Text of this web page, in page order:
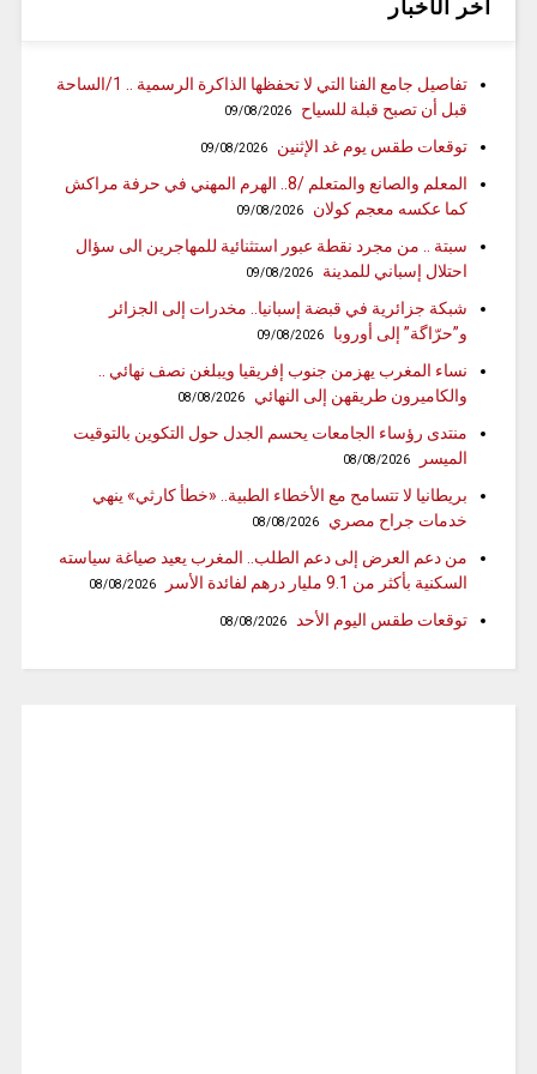
آخر الأخبار
تفاصيل جامع الفنا التي لا تحفظها الذاكرة الرسمية .. 1/الساحة
قبل أن تصبح قبلة للسياح
09/08/2026
توقعات طقس يوم غد الإثنين 09/08/2026
المعلم والصانع والمتعلم /8.. الهرم المهني في حرفة مراكش
كما عكسه معجم كولان
09/08/2026
سبتة .. من مجرد نقطة عبور استثنائية للمهاجرين الى سؤال
احتلال إسباني للمدينة
09/08/2026
شبكة جزائرية في قبضة إسبانيا.. مخدرات إلى الجزائر
و”حرّاگة” إلى أوروبا
09/08/2026
نساء المغرب يهزمن جنوب إفريقيا ويبلغن نصف نهائي ..
والكاميرون طريقهن إلى النهائي
08/08/2026
منتدى رؤساء الجامعات يحسم الجدل حول التكوين بالتوقيت
الميسر
08/08/2026
بريطانيا لا تتسامح مع الأخطاء الطبية.. «خطأ كارثي» ينهي
خدمات جراح مصري
08/08/2026
من دعم العرض إلى دعم الطلب.. المغرب يعيد صياغة سياسته
السكنية بأكثر من 9.1 مليار درهم لفائدة الأسر
08/08/2026
توقعات طقس اليوم الأحد 08/08/2026